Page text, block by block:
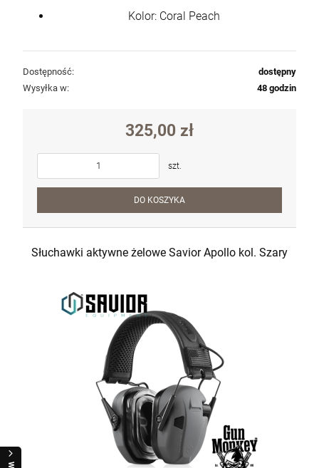
Kolor: Coral Peach
Dostępność:
dostępny
Wysyłka w:
48 godzin
325,00 zł
szt.
DO KOSZYKA
Słuchawki aktywne żelowe Savior Apollo kol. Szary